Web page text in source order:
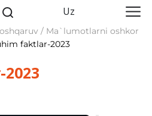
Uz
/ Ma`lumotlarni oshkor
faktlar-2023